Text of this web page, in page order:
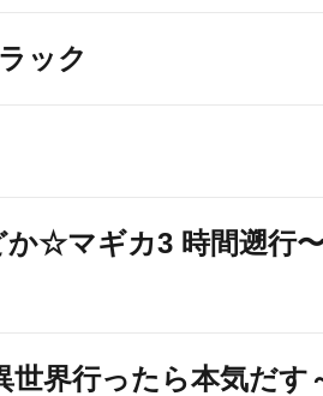
ック
か☆マギカ3 時間遡行
世界行ったら本気だす